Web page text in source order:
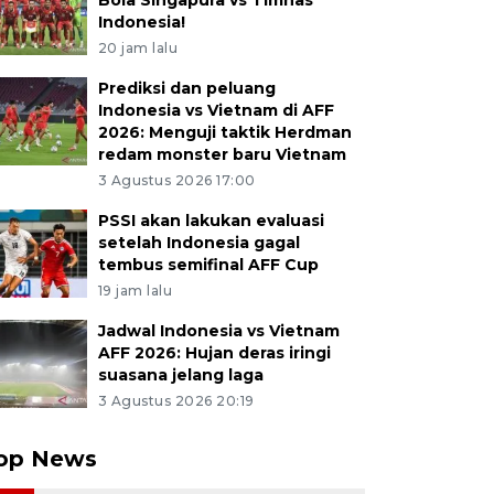
Indonesia!
20 jam lalu
Prediksi dan peluang
Indonesia vs Vietnam di AFF
2026: Menguji taktik Herdman
redam monster baru Vietnam
3 Agustus 2026 17:00
PSSI akan lakukan evaluasi
setelah Indonesia gagal
tembus semifinal AFF Cup
19 jam lalu
Jadwal Indonesia vs Vietnam
AFF 2026: Hujan deras iringi
suasana jelang laga
3 Agustus 2026 20:19
News